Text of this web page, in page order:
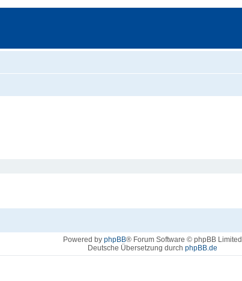
Powered by phpBB® Forum Software © phpBB Limited
Deutsche Übersetzung durch phpBB.de